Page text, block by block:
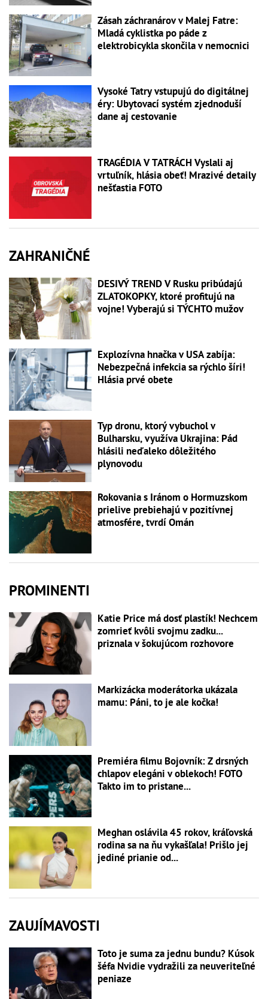
Zásah záchranárov v Malej Fatre:
Mladá cyklistka po páde z
elektrobicykla skončila v nemocnici
Vysoké Tatry vstupujú do digitálnej
éry: Ubytovací systém zjednoduší
dane aj cestovanie
TRAGÉDIA V TATRÁCH Vyslali aj
vrtuľník, hlásia obeť! Mrazivé detaily
nešťastia FOTO
ZAHRANIČNÉ
DESIVÝ TREND V Rusku pribúdajú
ZLATOKOPKY, ktoré profitujú na
vojne! Vyberajú si TÝCHTO mužov
Explozívna hnačka v USA zabíja:
Nebezpečná infekcia sa rýchlo šíri!
Hlásia prvé obete
Typ dronu, ktorý vybuchol v
Bulharsku, využíva Ukrajina: Pád
hlásili neďaleko dôležitého
plynovodu
Rokovania s Iránom o Hormuzskom
prielive prebiehajú v pozitívnej
atmosfére, tvrdí Omán
PROMINENTI
Katie Price má dosť plastík! Nechcem
zomrieť kvôli svojmu zadku...
priznala v šokujúcom rozhovore
Markizácka moderátorka ukázala
mamu: Páni, to je ale kočka!
Premiéra filmu Bojovník: Z drsných
chlapov elegáni v oblekoch! FOTO
Takto im to pristane...
Meghan oslávila 45 rokov, kráľovská
rodina sa na ňu vykašľala! Prišlo jej
jediné prianie od...
ZAUJÍMAVOSTI
Toto je suma za jednu bundu? Kúsok
šéfa Nvidie vydražili za neuveriteľné
peniaze